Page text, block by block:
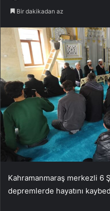
Bir dakikadan az
Kahramanmaraş merkezli 6
depremlerde hayatını